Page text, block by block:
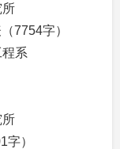
所
7754字）
程系
所
字）